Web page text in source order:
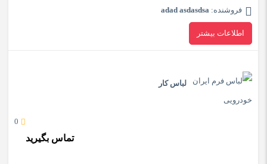
فروشنده: adad asdasdsa
اطلاعات بیشتر
لباس کار
0
تماس بگیرید